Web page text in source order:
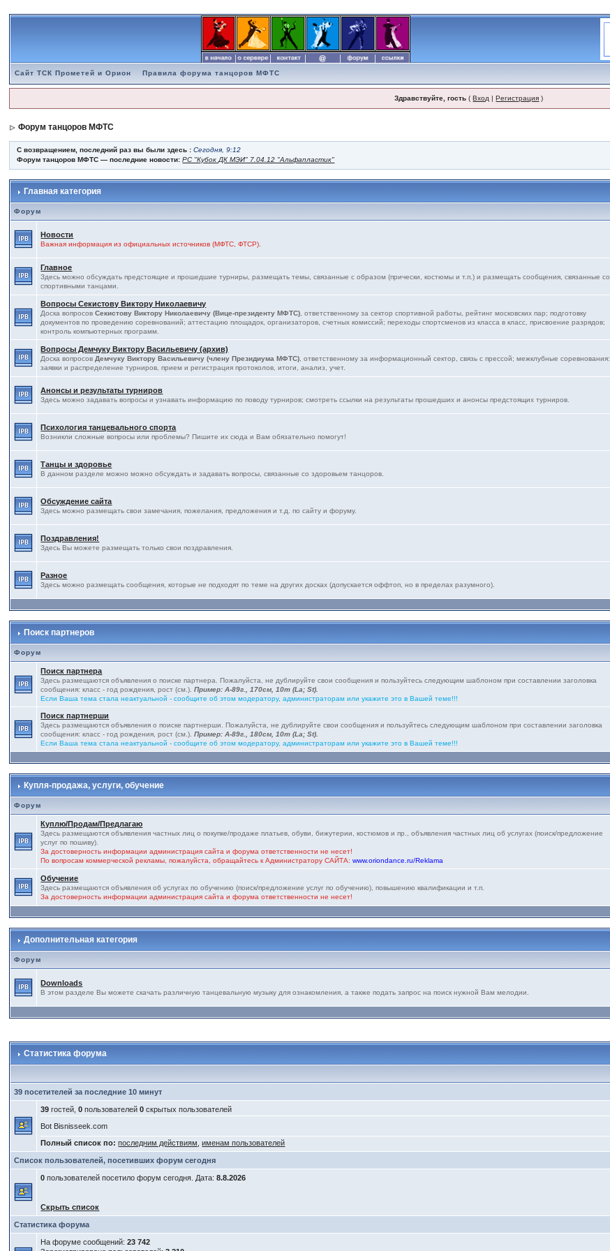
Сайт ТСК Прометей и Орион Правила форума танцоров МФТС
Здравствуйте, гость (Вход |Регистрация )
Форум танцоров МФТС
С возвращением, последний раз вы были здесь :Сегодня, 9:12
Форум танцоров МФТС — последние новости:РС "Кубок ДК МЭИ" 7.04.12 "Альфапластик"
Главная категория
Форум
Новости
Важная информация из официальных источников (МФТС, ФТСР).
Главное
Здесь можно обсуждать предстоящие и прошедшие турниры, размещать темы, связанные с образом (прически, костюмы и т.п.) и размещать сообщения, связанные со
спортивными танцами.
Вопросы Секистову Виктору Николаевичу
Доска вопросовСекистову Виктору Николаевичу (Вице-президенту МФТС) , ответственному за сектор спортивной работы, рейтинг московских пар; подготовку
документов по проведению соревнований; аттестацию площадок, организаторов, счетных комиссий; переходы спортсменов из класса в класс, присвоение разрядов;
контроль компьютерных программ.
Вопросы Демчуку Виктору Васильевичу (архив)
Доска вопросовДемчуку Виктору Васильевичу (члену Президиума МФТС) , ответственному за информационный сектор, связь с прессой; межклубные соревнования:
заявки и распределение турниров, прием и регистрация протоколов, итоги, анализ, учет.
Анонсы и результаты турниров
Здесь можно задавать вопросы и узнавать информацию по поводу турниров; смотреть ссылки на результаты прошедших и анонсы предстоящих турниров.
Психология танцевального спорта
Возникли сложные вопросы или проблемы? Пишите их сюда и Вам обязательно помогут!
Танцы и здоровье
В данном разделе можно можно обсуждать и задавать вопросы, связанные со здоровьем танцоров.
Обсуждение сайта
Здесь можно размещать свои замечания, пожелания, предложения и т.д. по сайту и форуму.
Поздравления!
Здесь Вы можете размещать только свои поздравления.
Разное
Здесь можно размещать сообщения, которые не подходят по теме на других досках (допускается оффтоп, но в пределах разумного).
Поиск партнеров
Форум
Поиск партнера
Здесь размещаются объявления о поиске партнера. Пожалуйста, не дублируйте свои сообщения и пользуйтесь следующим шаблоном при составлении заголовка
сообщения: класс - год рождения, рост (см.).Пример: А-89г., 170см, 10т (La; St).
Если Ваша тема стала неактуальной - сообщите об этом модератору, администраторам или укажите это в Вашей теме!!!
Поиск партнерши
Здесь размещаются объявления о поиске партнерши. Пожалуйста, не дублируйте свои сообщения и пользуйтесь следующим шаблоном при составлении заголовка
сообщения: класс - год рождения, рост (см.).Пример: А-89г., 180см, 10т (La; St).
Если Ваша тема стала неактуальной - сообщите об этом модератору, администраторам или укажите это в Вашей теме!!!
Купля-продажа, услуги, обучение
Форум
Куплю/Продам/Предлагаю
Здесь размещаются объявления частных лиц о покупке/продаже платьев, обуви, бижутерии, костюмов и пр., объявления частных лиц об услугах (поиск/предложение
услуг по пошиву).
За достоверность информации администрация сайта и форума ответственности не несет!
По вопросам коммерческой рекламы, пожалуйста, обращайтесь к Администратору САЙТА:www.oriondance.ru/Reklama
Обучение
Здесь размещаются объявления об услугах по обучению (поиск/предложение услуг по обучению), повышению квалификации и т.п.
За достоверность информации администрация сайта и форума ответственности не несет!
Дополнительная категория
Форум
Downloads
В этом разделе Вы можете скачать различную танцевальную музыку для ознакомления, а также подать запрос на поиск нужной Вам мелодии.
Статистика форума
39 посетителей за последние 10 минут
39 гостей,0 пользователей0 скрытых пользователей
Bot Bisnisseek.com
Полный список по: последним действиям ,именам пользователей
Список пользователей, посетивших форум сегодня
0 пользователей посетило форум сегодня. Дата:8.8.2026
Скрыть список
Статистика форума
На форуме сообщений:23 742